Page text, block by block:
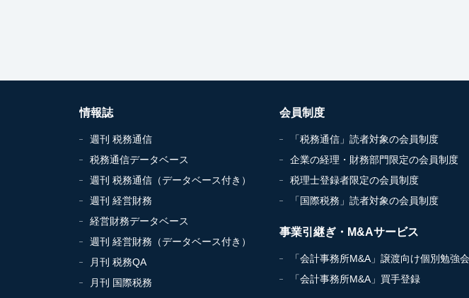
情報誌
週刊 税務通信
税務通信データベース
週刊 税務通信（データベース付き）
週刊 経営財務
経営財務データベース
週刊 経営財務（データベース付き）
月刊 税務QA
月刊 国際税務
会員制度
「税務通信」読者対象の会員制度
企業の経理・財務部門限定の会員制度
税理士登録者限定の会員制度
「国際税務」読者対象の会員制度
事業引継ぎ・M&Aサービス
「会計事務所M&A」譲渡向け個別勉強会
「会計事務所M&A」買手登録